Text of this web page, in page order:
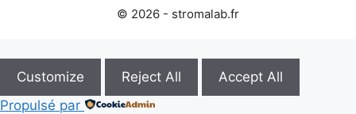
© 2026 - stromalab.fr
Customize Reject All
Accept All
Propulsé par